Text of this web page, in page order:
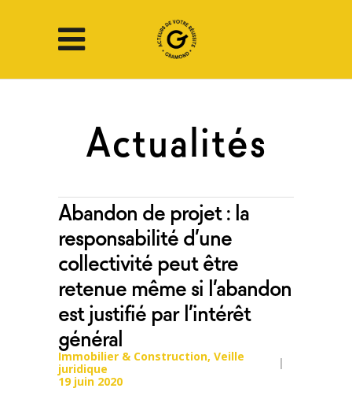
Abandon de projet : la
responsabilité d’une
collectivité peut être
retenue même si l’abandon
est justifié par l’intérêt
général
Immobilier & Construction, Veille
juridique
19 juin 2020